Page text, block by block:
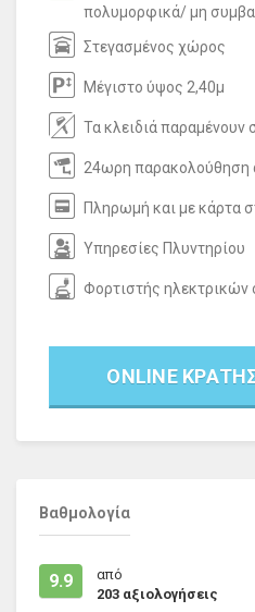
πολυμορφικά/ μη
Στεγασμένος χώρος
Μέγιστο ύψος 2,40μ
Τα κλειδιά παραμένουν
24ωρη παρακολούθηση
Πληρωμή και με κάρτα
Υπηρεσίες Πλυντηρίου
Φορτιστής ηλεκτρικών
ONLINE
Βαθμολογία
9.9
από
203 αξιολογήσεις